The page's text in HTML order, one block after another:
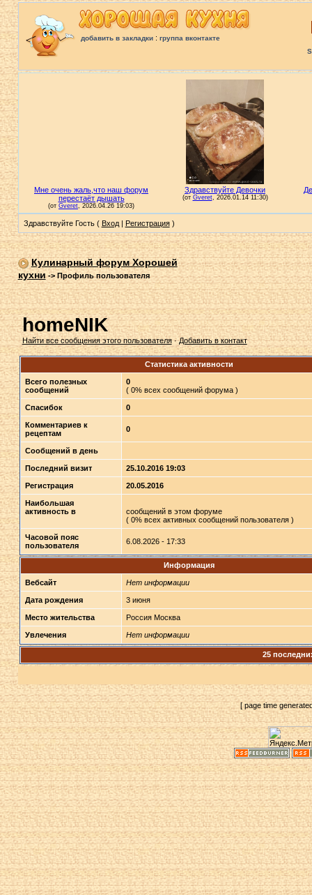
добавить в закладки: группа вконтакте
Здравствуйте Гость ( Вход| Регистрация)
Кулинарный форум Хорошей
кухни->Профиль пользователя
homeNIK
Найти все сообщения этого пользователя·Добавить в контакт
Статистика активности
Всего полезных
сообщений
0
( 0% всех сообщений форума )
Спасибок 0
Комментариев к
рецептам
0
Сообщений в день
Последний визит 25.10.2016 19:03
Регистрация 20.05.2016
Наибольшая
активность в
сообщений в этом форуме
( 0% всех активных сообщений пользователя )
Часовой пояс
пользователя
6.08.2026 - 17:33
Информация
Вебсайт Нет информации
Дата рождения 3 июня
Место жительства Россия Москва
Увлечения Нет информации
25
[ page time